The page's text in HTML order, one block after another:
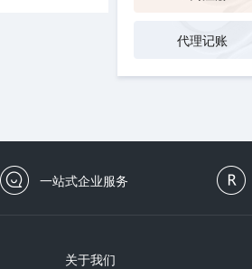
代理记账
一站式企业服务
关于我们